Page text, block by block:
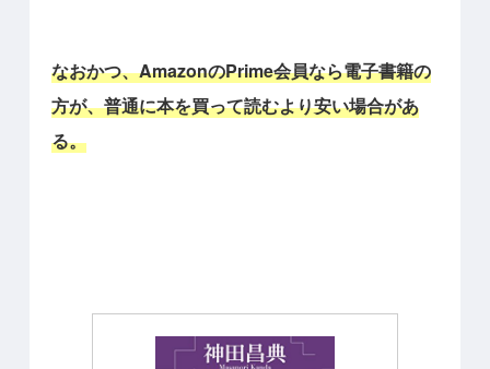
なおかつ、AmazonのPrime会員なら電子書籍の
方が、普通に本を買って読むより安い場合があ
る。